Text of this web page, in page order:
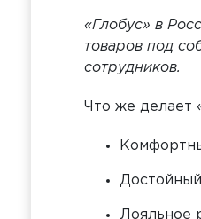
«Глобус» в
товаров под
сотрудников.
Что же делает
Лояльное